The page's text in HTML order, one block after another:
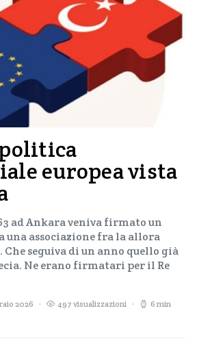
europea vista
ad Ankara veniva firmato un
una associazione fra la allora
Che seguiva di un anno quello già
Ne erano firmatari per il Re
2026 497 visualizzazioni 6 min